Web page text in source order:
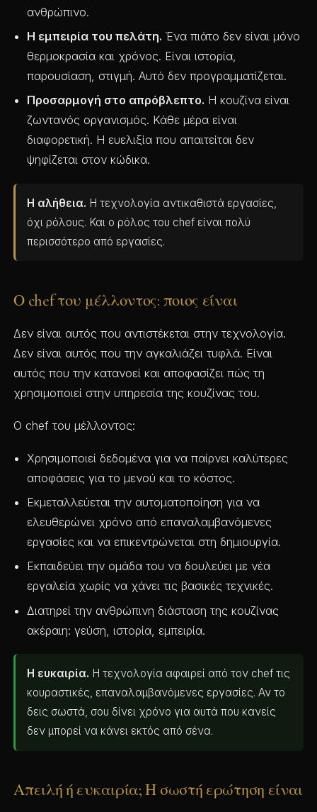
ανθρώπινο.
Η εμπειρία του πελάτη. Ένα πιάτο δεν είναι μόνο
θερμοκρασία και χρόνος. Είναι ιστορία,
παρουσίαση, στιγμή. Αυτό δεν προγραμματίζεται.
Προσαρμογή στο απρόβλεπτο. Η κουζίνα είναι
ζωντανός οργανισμός. Κάθε μέρα είναι
διαφορετική. Η ευελιξία που απαιτείται δεν
ψηφίζεται στον κώδικα.
Η αλήθεια. Η τεχνολογία αντικαθιστά εργασίες,
όχι ρόλους. Και ο ρόλος του chef είναι πολύ
περισσότερο από εργασίες.
Ο chef του μέλλοντος: ποιος είναι
Δεν είναι αυτός που αντιστέκεται στην τεχνολογία.
Δεν είναι αυτός που την αγκαλιάζει τυφλά. Είναι
αυτός που την κατανοεί και αποφασίζει πώς τη
χρησιμοποιεί στην υπηρεσία της κουζίνας του.
Ο chef του μέλλοντος:
Χρησιμοποιεί δεδομένα για να παίρνει καλύτερες
αποφάσεις για το μενού και το κόστος.
Εκμεταλλεύεται την αυτοματοποίηση για να
ελευθερώνει χρόνο από επαναλαμβανόμενες
εργασίες και να επικεντρώνεται στη δημιουργία.
Εκπαιδεύει την ομάδα του να δουλεύει με νέα
εργαλεία χωρίς να χάνει τις βασικές τεχνικές.
Διατηρεί την ανθρώπινη διάσταση της κουζίνας
ακέραιη: γεύση, ιστορία, εμπειρία.
Η ευκαιρία. Η τεχνολογία αφαιρεί από τον chef τις
κουραστικές, επαναλαμβανόμενες εργασίες. Αν το
δεις σωστά, σου δίνει χρόνο για αυτά που κανείς
δεν μπορεί να κάνει εκτός από σένα.
Απειλή ή ευκαιρία; Η σωστή ερώτηση είναι